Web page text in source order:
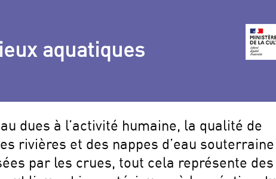
aquatiques
dues à l’activité humaine, la qualité de
rivières et des nappes d’eau souterraine
par les crues, tout cela représente des